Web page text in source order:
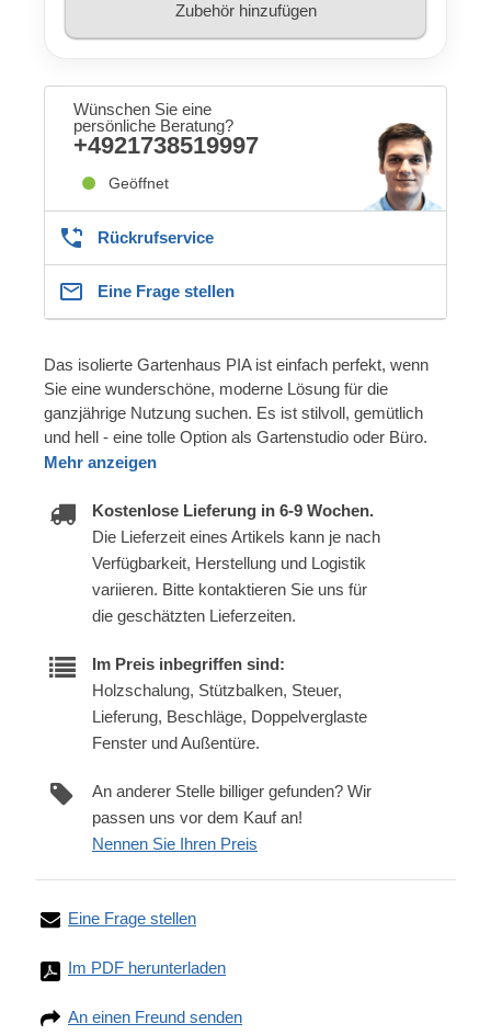
Zubehör hinzufügen
Wünschen Sie eine
persönliche Beratung?
+4921738519997
Geöffnet
Rückrufservice
Eine Frage stellen
Das isolierte Gartenhaus PIA ist einfach perfekt, wenn
Sie eine wunderschöne, moderne Lösung für die
ganzjährige Nutzung suchen. Es ist stilvoll, gemütlich
und hell - eine tolle Option als Gartenstudio oder Büro.
Mehr anzeigen
Kostenlose Lieferung in 6-9 Wochen.
Die Lieferzeit eines Artikels kann je nach
Verfügbarkeit, Herstellung und Logistik
variieren. Bitte kontaktieren Sie uns für
die geschätzten Lieferzeiten.
Im Preis inbegriffen sind:
Holzschalung, Stützbalken, Steuer,
Lieferung, Beschläge, Doppelverglaste
Fenster und Außentüre.
An anderer Stelle billiger gefunden? Wir
passen uns vor dem Kauf an!
Nennen Sie Ihren Preis
Eine Frage stellen
Im PDF herunterladen
An einen Freund senden